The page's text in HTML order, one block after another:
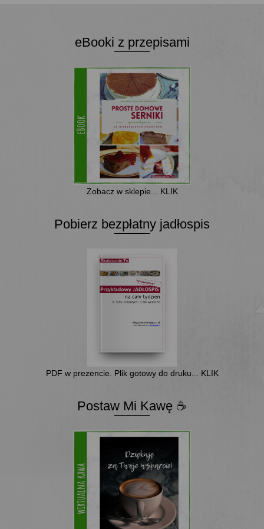
eBooki z przepisami
Zobacz w sklepie... KLIK
Pobierz bezpłatny jadłospis
PDF w prezencie. Plik gotowy do druku... KLIK
Postaw Mi Kawę ☕